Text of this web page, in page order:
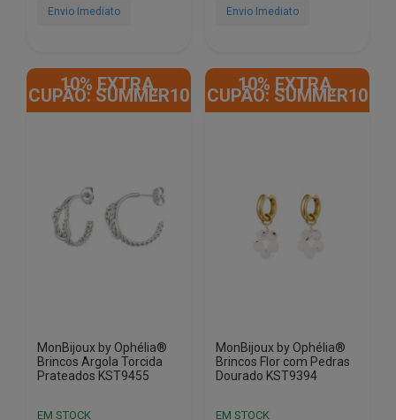
€22.39.
€11.61.
Envio Imediato
€23.37.
€14.29.
Envio Imediato
10% EXTRA,
CUPÃO: SUMMER10
MonBijoux by Ophélia®
Brincos Argola Torcida
Prateados KST9455
EM STOCK
10% EXTRA,
CUPÃO: SUMMER10
MonBijoux by Ophélia®
Brincos Flor com Pedras
Dourado KST9394
EM STOCK